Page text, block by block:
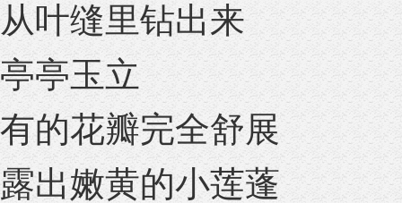
从叶缝里钻出来
亭亭玉立
有的花瓣完全舒展
露出嫩黄的小莲蓬